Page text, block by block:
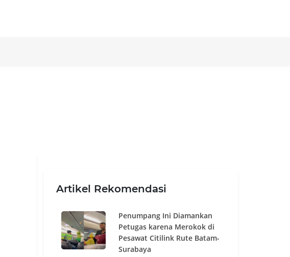
Artikel Rekomendasi
Penumpang Ini Diamankan
Petugas karena Merokok di
Pesawat Citilink Rute Batam-
Surabaya